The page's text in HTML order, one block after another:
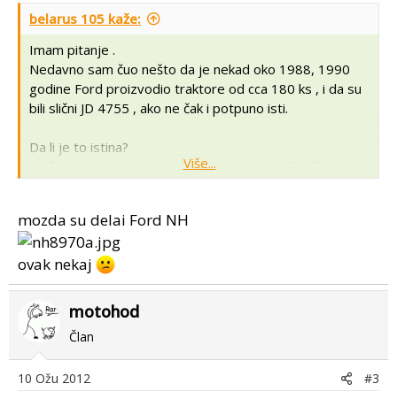
belarus 105 kaže:
Imam pitanje .
Nedavno sam čuo nešto da je nekad oko 1988, 1990
godine Ford proizvodio traktore od cca 180 ks , i da su
bili slični JD 4755 , ako ne čak i potpuno isti.
Da li je to istina?
Možda je postojala neka koopereacija il nešt slično.
Više...
mozda su delai Ford NH
ovak nekaj
motohod
Član
10 Ožu 2012 #3